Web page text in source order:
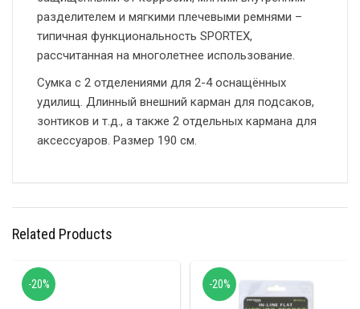
разделителем и мягкими плечевыми ремнями –
типичная функциональность SPORTEX,
рассчитанная на многолетнее использование.
Сумка с 2 отделениями для 2-4 оснащённых
удилищ. Длинный внешний карман для подсаков,
зонтиков и т.д., а также 2 отдельных кармана для
аксессуаров. Размер 190 см.
Related Products
-20% -20%